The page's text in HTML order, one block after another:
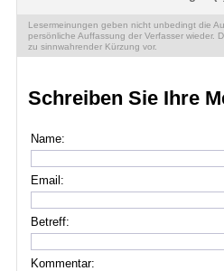
Lesermeinungen geben nicht unbedingt die
persönliche Auffassung der Verfasser wieder.
zu sinnwahrender Kürzung vor.
Schreiben Sie Ihre
Name:
Email:
Betreff:
Kommentar: